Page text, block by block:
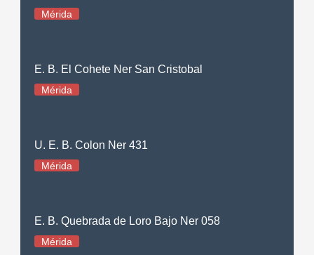
Mérida
E. B. El Cohete Ner San Cristobal
Mérida
U. E. B. Colon Ner 431
Mérida
E. B. Quebrada de Loro Bajo Ner 058
Mérida